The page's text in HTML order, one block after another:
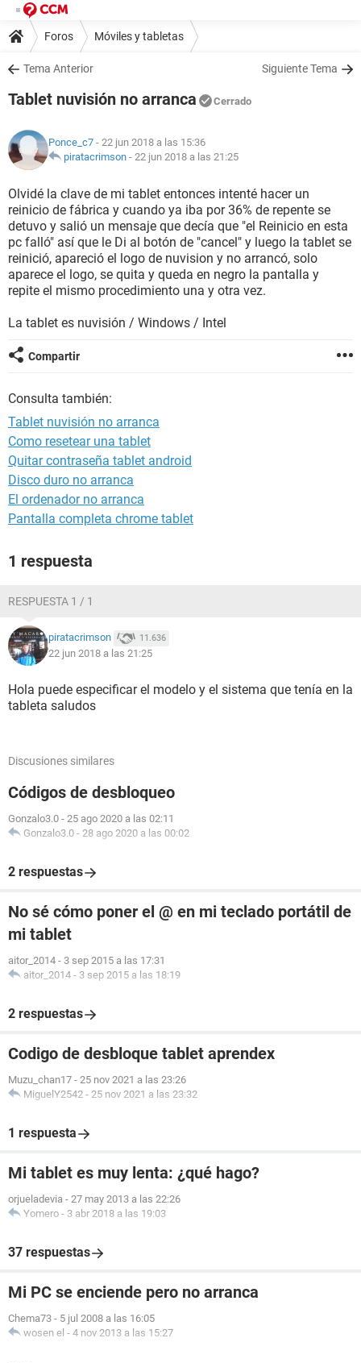
Foros Móviles y tabletas
Tema Anterior Siguiente Tema
Tablet nuvisión no arranca Cerrado
Ponce_c7 - 22 jun 2018 a las 15:36
piratacrimson - 22 jun 2018 a las 21:25
Olvidé la clave de mi tablet entonces intenté hacer un
reinicio de fábrica y cuando ya iba por 36% de repente se
detuvo y salió un mensaje que decía que "el Reinicio en esta
pc falló" así que le Di al botón de "cancel" y luego la tablet se
reinició, apareció el logo de nuvision y no arrancó, solo
aparece el logo, se quita y queda en negro la pantalla y
repite el mismo procedimiento una y otra vez.
La tablet es nuvisión / Windows / Intel
Compartir
Consulta también:
Tablet nuvisión no arranca
Como resetear una tablet
Quitar contraseña tablet android
Disco duro no arranca
El ordenador no arranca
Pantalla completa chrome tablet
1 respuesta
RESPUESTA 1 / 1
piratacrimson 11.636
22 jun 2018 a las 21:25
Hola puede especificar el modelo y el sistema que tenía en la
tableta saludos
Discusiones similares
Códigos de desbloqueo
Gonzalo3.0 - 25 ago 2020 a las 02:11
Gonzalo3.0 - 28 ago 2020 a las 00:02
2 respuestas
No sé cómo poner el @ en mi teclado portátil de
mi tablet
aitor_2014 - 3 sep 2015 a las 17:31
aitor_2014 - 3 sep 2015 a las 18:19
2 respuestas
Codigo de desbloque tablet aprendex
Muzu_chan17 - 25 nov 2021 a las 23:26
MiguelY2542 - 25 nov 2021 a las 23:32
1 respuesta
Mi tablet es muy lenta: ¿qué hago?
orjueladevia - 27 may 2013 a las 22:26
Yomero - 3 abr 2018 a las 19:03
37 respuestas
Mi PC se enciende pero no arranca
Chema73 - 5 jul 2008 a las 16:05
wosen el - 4 nov 2013 a las 15:27